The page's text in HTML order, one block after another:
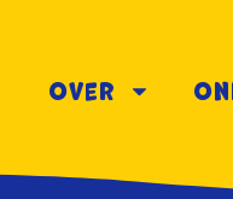
Over